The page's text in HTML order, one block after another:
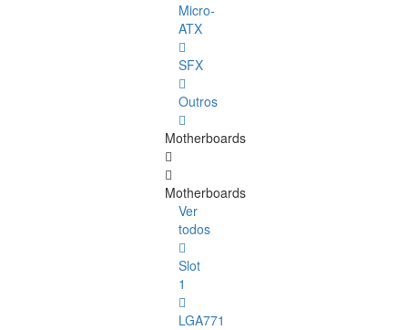
Micro-
ATX
SFX
Outros
Motherboards
Motherboards
Ver
todos
Slot
1
LGA771